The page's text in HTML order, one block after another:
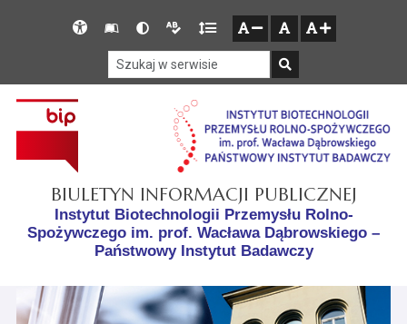
Przejdź do głównego menu
Przejdź do treści
Przejdź do mapy serwisu
Deklaracja
SłownikWersjaWersja
tekstowa
Gęstość
tekstu
BIULETYN INFORMACJI PUBLICZNEJ
Instytut Biotechnologii Przemysłu Rolno-
Spożywczego im. prof. Wacława Dąbrowskiego –
Państwowy Instytut Badawczy